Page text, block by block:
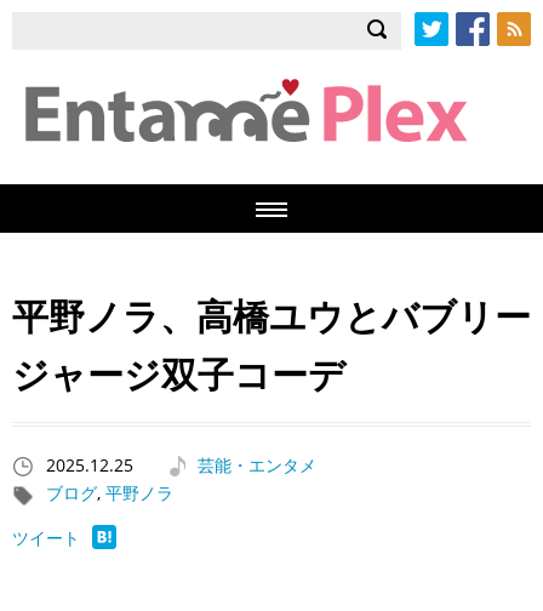
平野ノラ、高橋ユウとバブリー
ジャージ双子コーデ
2025.12.25
芸能・エンタメ
ブログ, 平野ノラ
ツイート